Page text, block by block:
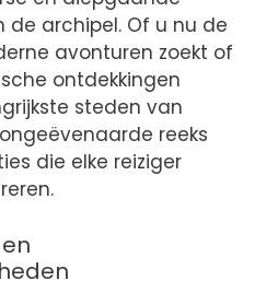
archipel. Of u nu de
avonturen zoekt of
ontdekkingen
steden van
reeks
die elke reiziger